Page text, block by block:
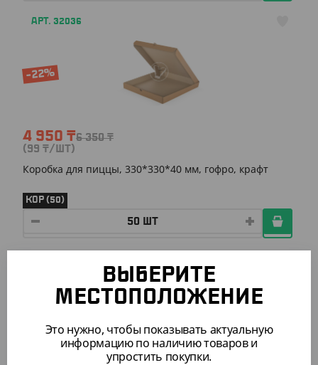
АРТ. 32036
-22%
4 950 ₸6 350₸
(99 ₸/ШТ)
Коробка для пиццы, 330*330*40 мм, гофро, крафт
КОР (50)
ВЫБЕРИТЕ
МЕСТОПОЛОЖЕНИЕ
Это нужно, чтобы показывать актуальную
информацию по наличию товаров и
упростить покупки.